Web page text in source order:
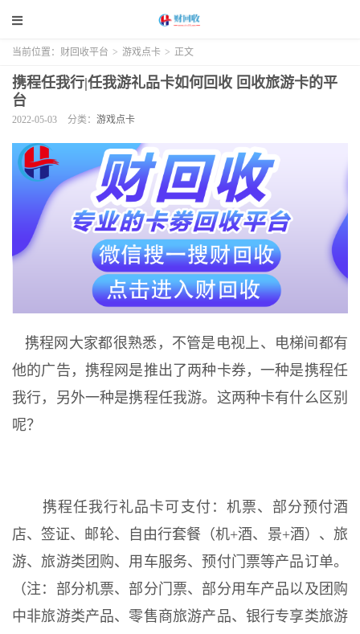
当前位置： 财回收平台 > 游戏点卡 > 正文
携程任我行|任我游礼品卡如何回收 回收旅游卡的平
台
2022-05-03 分类： 游戏点卡
携程网大家都很熟悉，不管是电视上、电梯间都有
他的广告，携程网是推出了两种卡券，一种是携程任
我行，另外一种是携程任我游。这两种卡有什么区别
呢？
携程任我行礼品卡可支付：机票、部分预付酒
店、签证、邮轮、自由行套餐（机+酒、景+酒）、旅
游、旅游类团购、用车服务、预付门票等产品订单。
（注：部分机票、部分门票、部分用车产品以及团购
中非旅游类产品、零售商旅游产品、银行专享类旅游